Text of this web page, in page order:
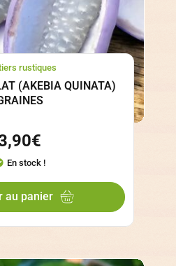
rustiques
(AKEBIA QUINATA)
€
En stock !
au panier